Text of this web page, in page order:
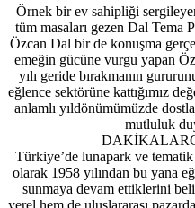
Örnek bir ev sahipliği
tüm masaları gezen Dal Tema
Özcan Dal bir de konuşma
emeğin gücüne vurgu yapan
yılı geride bırakmanın
eğlence sektörüne kattığımız
anlamlı yıldönümümüzde
mutluluk
Türkiye’de lunapark ve
olarak 1958 yılından bu yana
sunmaya devam ettiklerini